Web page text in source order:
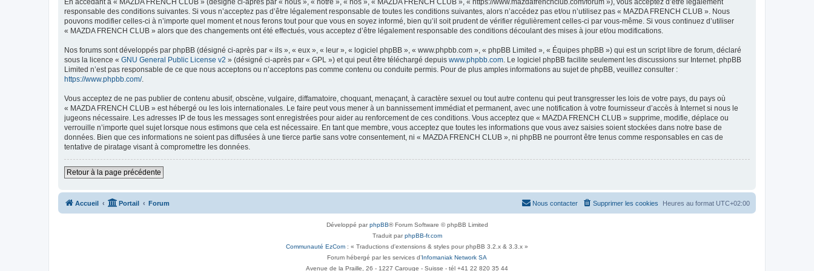
En accédant à « MAZDA FRENCH CLUB » (désigné ci-après par « nous », « notre », « nos », « MAZDA FRENCH CLUB », « https://www.mazdafrenchclub.com/forum »), vous acceptez d’être légalement
responsable des conditions suivantes. Si vous n’acceptez pas d’être légalement responsable de toutes les conditions suivantes, alors n’accédez pas et/ou n’utilisez pas « MAZDA FRENCH CLUB ». Nous
pouvons modifier celles-ci à n’importe quel moment et nous ferons tout pour que vous en soyez informé, bien qu’il soit prudent de vérifier régulièrement celles-ci par vous-même. Si vous continuez d’utiliser
« MAZDA FRENCH CLUB » alors que des changements ont été effectués, vous acceptez d’être légalement responsable des conditions découlant des mises à jour et/ou modifications.
Nos forums sont développés par phpBB (désigné ci-après par « ils », « eux », « leur », « logiciel phpBB », « www.phpbb.com », « phpBB Limited », « Équipes phpBB ») qui est un script libre de forum, déclaré
sous la licence « GNU General Public License v2 » (désigné ci-après par « GPL ») et qui peut être téléchargé depuis www.phpbb.com. Le logiciel phpBB facilite seulement les discussions sur Internet. phpBB
Limited n’est pas responsable de ce que nous acceptons ou n’acceptons pas comme contenu ou conduite permis. Pour de plus amples informations au sujet de phpBB, veuillez consulter :
https://www.phpbb.com/.
Vous acceptez de ne pas publier de contenu abusif, obscène, vulgaire, diffamatoire, choquant, menaçant, à caractère sexuel ou tout autre contenu qui peut transgresser les lois de votre pays, du pays où
« MAZDA FRENCH CLUB » est hébergé ou les lois internationales. Le faire peut vous mener à un bannissement immédiat et permanent, avec une notification à votre fournisseur d’accès à Internet si nous le
jugeons nécessaire. Les adresses IP de tous les messages sont enregistrées pour aider au renforcement de ces conditions. Vous acceptez que « MAZDA FRENCH CLUB » supprime, modifie, déplace ou
verrouille n’importe quel sujet lorsque nous estimons que cela est nécessaire. En tant que membre, vous acceptez que toutes les informations que vous avez saisies soient stockées dans notre base de
données. Bien que ces informations ne soient pas diffusées à une tierce partie sans votre consentement, ni « MAZDA FRENCH CLUB », ni phpBB ne pourront être tenus comme responsables en cas de
tentative de piratage visant à compromettre les données.
Retour à la page précédente
Accueil Portail Forum Heures au format UTC+02:00
Supprimer les cookies
Nous contacter
Développé parphpBB® Forum Software © phpBB Limited
Traduit parphpBB-fr.com
Communauté EzCom : « Traductions d'extensions & styles pour phpBB 3.2.x & 3.3.x »
Forum hébergé par les services d’Infomaniak Network SA
Avenue de la Praille, 26 - 1227 Carouge - Suisse - tél +41 22 820 35 44